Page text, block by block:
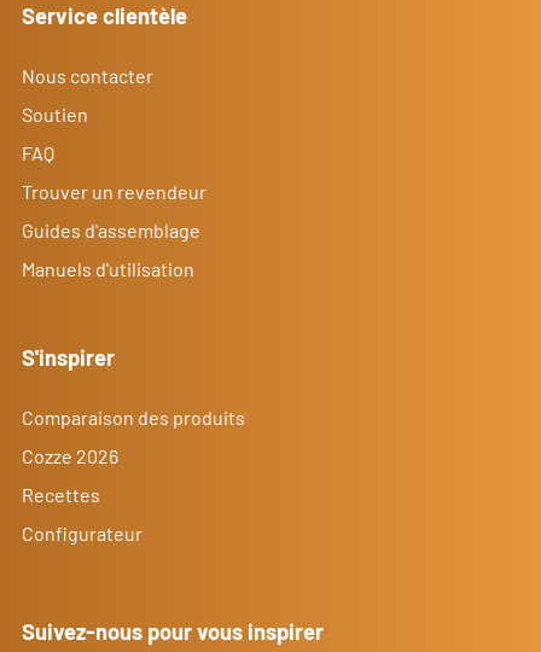
Service clientèle
Nous contacter
Soutien
FAQ
Trouver un revendeur
Guides d'assemblage
Manuels d'utilisation
S'inspirer
Comparaison des produits
Cozze 2026
Recettes
Configurateur
Suivez-nous pour vous inspirer